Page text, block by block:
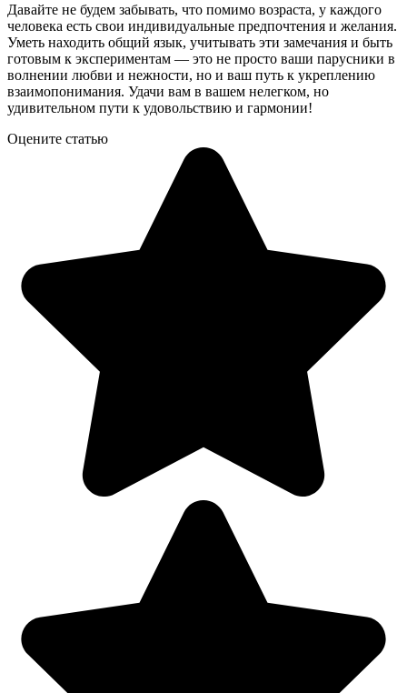
Давайте не будем забывать, что помимо возраста, у каждого
человека есть свои индивидуальные предпочтения и желания.
Уметь находить общий язык, учитывать эти замечания и быть
готовым к экспериментам — это не просто ваши парусники в
волнении любви и нежности, но и ваш путь к укреплению
взаимопонимания. Удачи вам в вашем нелегком, но
удивительном пути к удовольствию и гармонии!
Оцените статью